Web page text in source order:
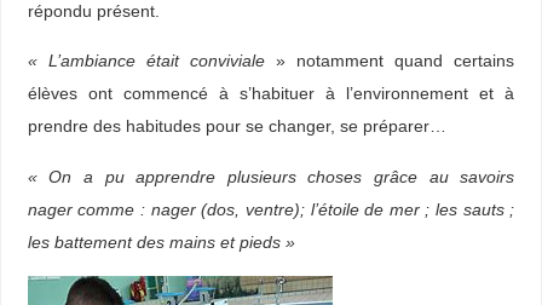
répondu présent.
« L’ambiance était conviviale» notamment quand certains
élèves ont commencé à s’habituer à l’environnement et à
prendre des habitudes pour se changer, se préparer…
« On a pu apprendre plusieurs choses grâce au savoirs
nager comme : nager (dos, ventre); l’étoile de mer ; les sauts ;
les battement des mains et pieds »